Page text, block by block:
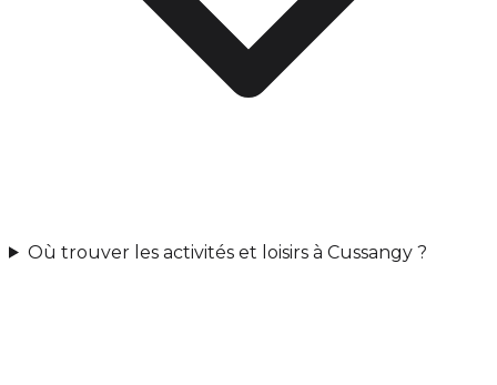
Où trouver les activités et loisirs à Cussangy ?